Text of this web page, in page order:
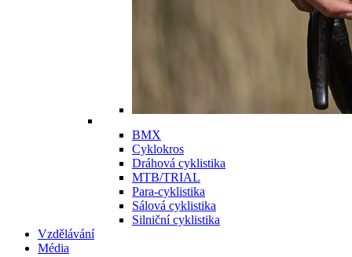
BMX
Cyklokros
Dráhová cyklistika
MTB/TRIAL
Para-cyklistika
Sálová cyklistika
Silniční cyklistika
Vzdělávání
Média